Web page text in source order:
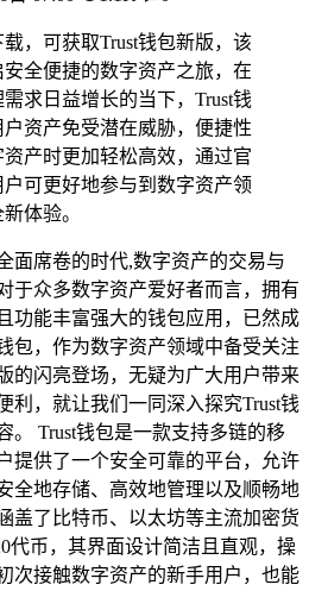
，可获取Trust钱包新版，该
全便捷的数字资产之旅，在
求日益增长的当下，Trust钱
资产免受潜在威胁，便捷性
产时更加轻松高效，通过官
可更好地参与到数字资产领
体验。
面席卷的时代,数字资产的交易与
于众多数字资产爱好者而言，拥有
功能丰富强大的钱包应用，已然成
包，作为数字资产领域中备受关注
的闪亮登场，无疑为广大用户带来
利，就让我们一同深入探究Trust钱
。 Trust钱包是一款支持多链的移
提供了一个安全可靠的平台，允许
全地存储、高效地管理以及顺畅地
盖了比特币、以太坊等主流加密货
代币，其界面设计简洁且直观，操
次接触数字资产的新手用户，也能